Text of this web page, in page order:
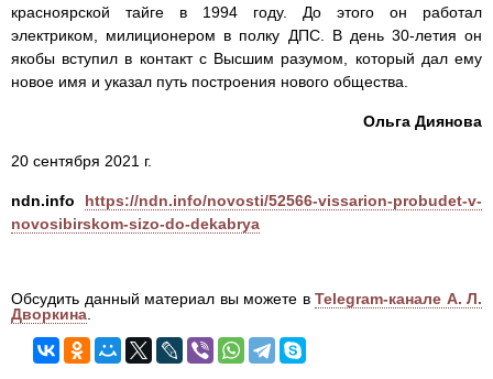
красноярской тайге в 1994 году. До этого он работал
электриком, милиционером в полку ДПС. В день 30-летия он
якобы вступил в контакт с Высшим разумом, который дал ему
новое имя и указал путь построения нового общества.
Ольга Диянова
20 сентября 2021 г.
ndn.info
https://ndn.info/novosti/52566-vissarion-probudet-v-
novosibirskom-sizo-do-dekabrya
Обсудить данный материал вы можете в Telegram-канале А. Л.
Дворкина.